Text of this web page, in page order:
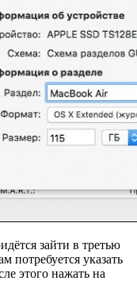
зайти в третью
потребуется указать
этого нажать на